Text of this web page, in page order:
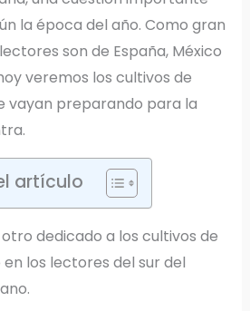
la época del año. Como gran
son de España, México
veremos los cultivos de
vayan preparando para la
artículo
dedicado a los cultivos de
los lectores del sur del